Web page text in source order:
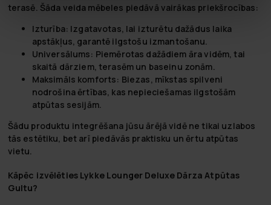
terasē. Šāda veida mēbeles piedāvā vairākas priekšrocības:
Izturība: Izgatavotas, lai izturētu dažādus laika
apstākļus, garantē ilgstošu izmantošanu.
Universālums: Piemērotas dažādiem āra vidēm, tai
skaitā dārziem, terasēm un baseinu zonām.
Maksimāls komforts: Biezas, mīkstas spilveni
nodrošina ērtības, kas nepieciešamas ilgstošām
atpūtas sesijām.
Šādu produktu integrēšana jūsu ārējā vidē ne tikai uzlabos
tās estētiku, bet arī piedāvās praktisku un ērtu atpūtas
vietu.
Kāpēc izvēlēties Lykke Lounger Deluxe Dārza Atpūtas
Gultu?